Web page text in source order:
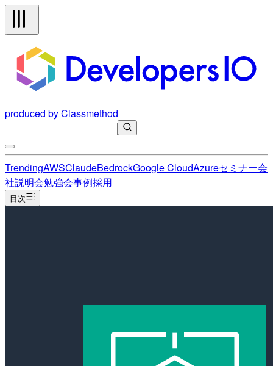
produced by Classmethod
TrendingAWSClaudeBedrockGoogle CloudAzureセミナー会
社説明会勉強会事例採用
目次